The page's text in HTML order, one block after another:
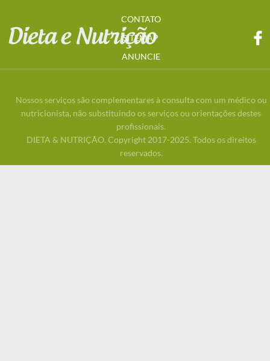
CONTATO
SITEMAP
ANUNCIE
Nossos serviços são complementares à consulta com um médico ou
nutricionista, não substituindo os serviços ou orientações destes
profissionais.
DIETA & NUTRIÇÃO. Copyright 2017-2025. Todos os direitos
reservados.